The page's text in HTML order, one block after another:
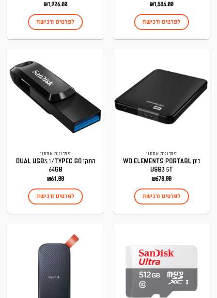
₪1,586.00
לפרטים ורכישה
₪1,926.00
לפרטים ורכישה
פתרונות אחסון
כונן WD ELEMENTS PORTABL
USB3 5T
₪678.00
לפרטים ורכישה
פתרונות אחסון
התקן DUAL USB3.1/TYPEC GO
64GB
₪61.00
לפרטים ורכישה